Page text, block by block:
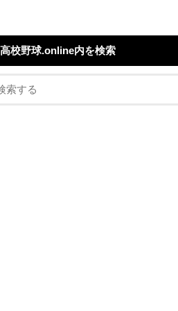
高校野球.online内を検索